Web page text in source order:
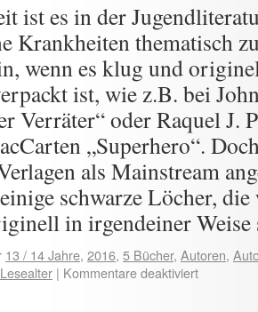
ist es in der
Krankheiten thematisch
wenn es klug und
ist, wie z.B. bei
Verräter“ oder Raquel J.
„Superhero“.
als Mainstream
schwarze Löcher,
in irgendeiner
13 / 14 Jahre, 2016, 5 Bücher, Autoren,
Lesealter | Kommentare deaktiviert